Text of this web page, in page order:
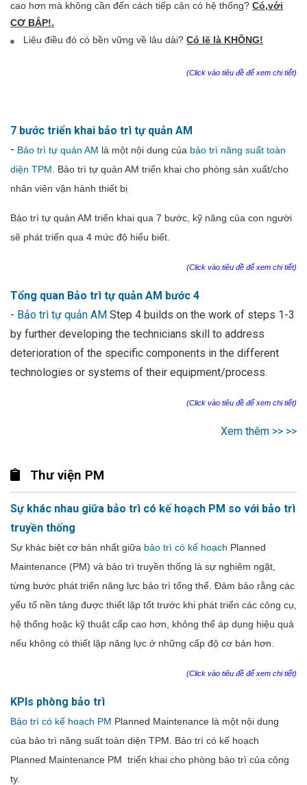
cao hơn mà không cần đến cách tiếp cận có hệ thống? Có,với
CƠ BẮP!.
Liệu điều đó có bền vững về lâu dài? Có lẽ là KHÔNG!
(Click vào tiêu đề để xem chi tiết)
7 bước triển khai bảo trì tự quản AM
- Bảo trì tự quản AM là một nội dung của bảo trì năng suất toàn
diện TPM . Bảo trì tự quản AM triển khai cho phòng sản xuất/cho
nhân viên vận hành thiết bị
Bảo trì tự quản AM triển khai qua 7 bước, kỹ năng của con người
sẽ phát triển qua 4 mức độ hiểu biết.
(Click vào tiêu đề để xem chi tiết)
Tổng quan Bảo trì tự quản AM bước 4
- Bảo trì tự quản AM Step 4 builds on the work of steps 1-3
by further developing the technicians skill to address
deterioration of the specific components in the different
technologies or systems of their equipment/process.
(Click vào tiêu đề để xem chi tiết)
Xem thêm >> >>
Thư viện PM
Sự khác nhau giữa bảo trì có kế hoạch PM so với bảo trì
truyền thống
Sự khác biệt cơ bản nhất giữa bảo trì có kế hoạch Planned
Maintenance (PM) và bảo trì truyền thống là sự nghiêm ngặt,
từng bước phát triển năng lực bảo trì tổng thể. Đảm bảo rằng các
yếu tố nền tảng được thiết lập tốt trước khi phát triển các công cụ,
hệ thống hoặc kỹ thuật cấp cao hơn, không thể áp dụng hiệu quả
nếu không có thiết lập năng lực ở những cấp độ cơ bản hơn.
(Click vào tiêu đề để xem chi tiết)
KPIs phòng bảo trì
Bảo trì có kế hoạch PM Planned Maintenance là một nội dung
của bảo trì năng suất toàn diện TPM. Bảo trì có kế hoạch
Planned Maintenance PM triển khai cho phòng bảo trì của công
ty.